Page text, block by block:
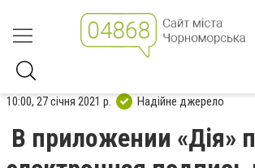
10:00, 27 січня 2021 р. Надійне джерело
В приложении «Дія»